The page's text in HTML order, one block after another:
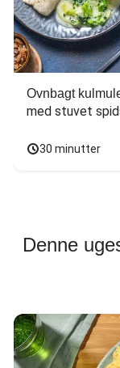
Ovnbagt
med stuvet
30 minutter
Denne